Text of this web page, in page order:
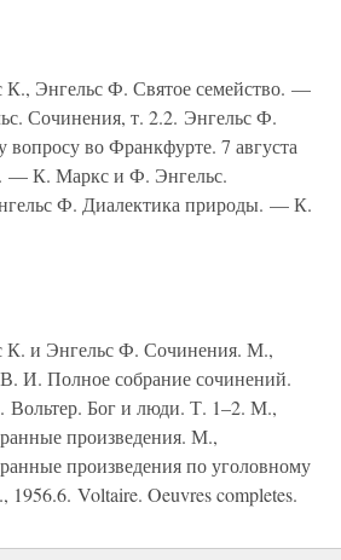
К., Энгельс Ф. Святое семейство. —
Сочинения, т. 2.2. Энгельс Ф.
вопросу во Франкфурте. 7 августа
— К. Маркс и Ф. Энгельс.
Ф. Диалектика природы. — К.
К. и Энгельс Ф. Сочинения. М.,
И. Полное собрание сочинений.
Бог и люди. Т. 1–2. М.,
произведения. М.,
произведения по уголовному
Voltaire. Oeuvres completes.